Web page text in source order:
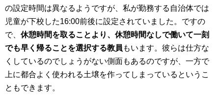
の設定時間は異なるようですが、私が勤務する自治体では
児童が下校した16:00前後に設定されていました。ですの
で、 休憩時間を取ることより、休憩時間なしで働いて一刻
でも早く帰ることを選択する教員 もいます。彼らは仕方な
くしているのでしょうがない側面もあるのですが、一方で
上に都合よく使われる土壌を作ってしまっているというこ
ともできます。